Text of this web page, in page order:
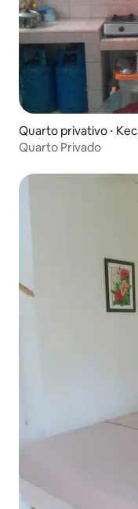
Quarto privativo ⋅
Quarto Privado